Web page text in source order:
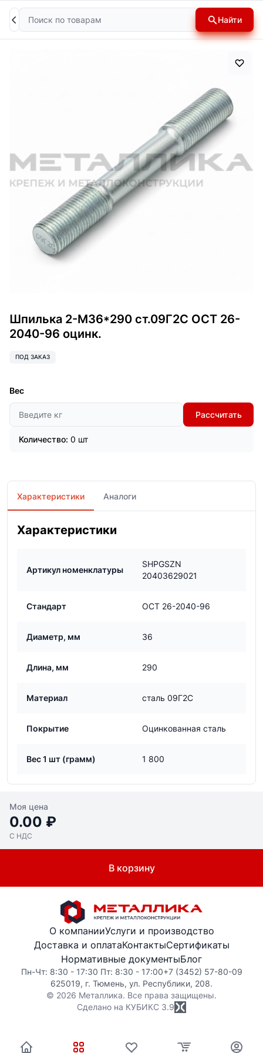
Поиск Найти
Шпилька 2-М36*290 ст.09Г2С ОСТ 26-
2040-96 оцинк.
ПОД ЗАКАЗ
Вес
Рассчитать
Количество: 0 шт
Характеристики Аналоги
Характеристики
Артикул номенклатуры
SHPGSZN
20403629021
Стандарт ОСТ 26-2040-96
Диаметр, мм 36
Длина, мм 290
Материал сталь 09Г2С
Покрытие Оцинкованная сталь
Вес 1 шт (грамм) 1 800
Моя цена
0.00 ₽
С НДС
В корзину
О компанииУслуги и производство
Доставка и оплатаКонтактыСертификаты
Нормативные документыБлог
Пн-Чт: 8:30 - 17:30 Пт: 8:30 - 17:00+7 (3452) 57-80-09
625019, г. Тюмень, ул. Республики, 208.
© 2026 Металлика. Все права защищены.
Сделано на КУБИКС 3.9